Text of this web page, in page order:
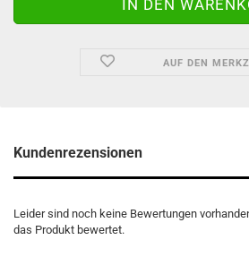
AUF DEN
Kundenrezensionen
Leider sind noch keine Bewertungen
das Produkt bewertet.